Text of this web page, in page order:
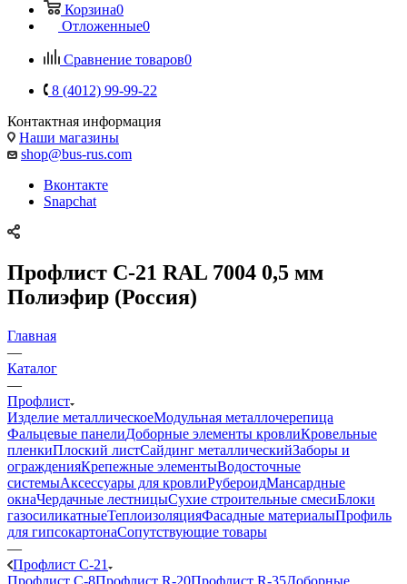
Корзина0
Отложенные0
Сравнение товаров0
8 (4012) 99-99-22
Контактная информация
Наши магазины
shop@bus-rus.com
Вконтакте
Snapchat
Профлист C-21 RAL 7004 0,5 мм
Полиэфир (Россия)
Главная
—
Каталог
—
Профлист
Изделие металлическоеМодульная металлочерепица
Фальцевые панелиДоборные элементы кровлиКровельные
пленкиПлоский листСайдинг металлическийЗаборы и
огражденияКрепежные элементыВодосточные
системыАксессуары для кровлиРубероидМансардные
окнаЧердачные лестницыСухие строительные смесиБлоки
газосиликатныеТеплоизоляцияФасадные материалыПрофиль
для гипсокартонаСопутствующие товары
—
Профлист C-21
Профлист C-8Профлист R-20Профлист R-35Доборные